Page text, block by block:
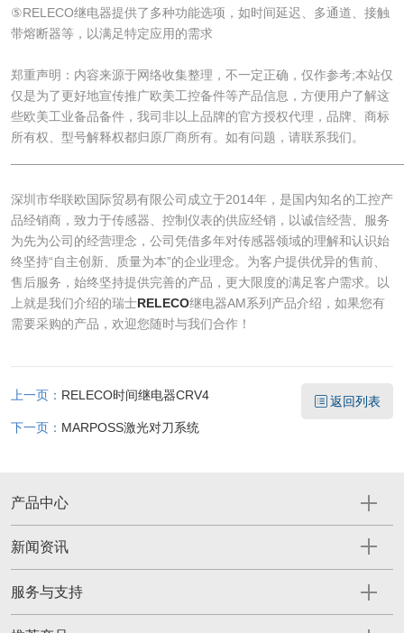
⑤RELECO继电器提供了多种功能选项，如时间延迟、多通道、接触
带熔断器等，以满足特定应用的需求
郑重声明：内容来源于网络收集整理，不一定正确，仅作参考;本站仅
仅是为了更好地宣传推广欧美工控备件等产品信息，方便用户了解这
些欧美工业备品备件，我司非以上品牌的官方授权代理，品牌、商标
所有权、型号解释权都归原厂商所有。如有问题，请联系我们。
深圳市华联欧国际贸易有限公司成立于2014年，是国内知名的工控产
品经销商，致力于传感器、控制仪表的供应经销，以诚信经营、服务
为先为公司的经营理念，公司凭借多年对传感器领域的理解和认识始
终坚持“自主创新、质量为本”的企业理念。为客户提供优异的售前、
售后服务，始终坚持提供完善的产品，更大限度的满足客户需求。以
上就是我们介绍的瑞士RELECO继电器AM系列产品介绍，如果您有
需要采购的产品，欢迎您随时与我们合作！
上一页： RELECO时间继电器CRV4
下一页： MARPOSS激光对刀系统
返回列表
产品中心
新闻资讯
服务与支持